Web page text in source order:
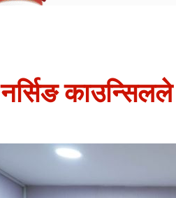
नर्सिङ